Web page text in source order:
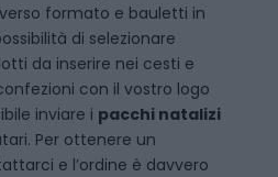
formato e bauletti in
di selezionare
da inserire nei cesti e
con il vostro logo
inviare i pacchi natalizi
Per ottenere un
e l’ordine è davvero